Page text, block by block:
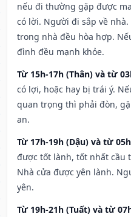
nếu đi thường gặp được
có lời. Người đi sắp về
trong nhà đều hòa hợp.
đình đều mạnh khỏe.
Từ 15h-17h (Thân) và từ
có lợi, hoặc hay bị trái ý.
quan trọng thì phải đòn,
an.
Từ 17h-19h (Dậu) và từ
được tốt lành, tốt nhất cầu
Nhà cửa được yên lành.
yên.
Từ 19h-21h (Tuất) và từ